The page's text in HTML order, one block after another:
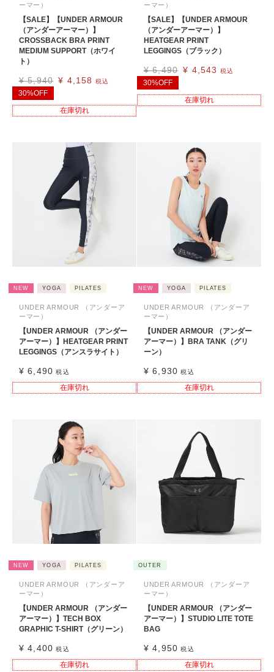
ーマー）
【SALE】【UNDER ARMOUR
（アンダーアーマー）】
CROSSBACK BRA PRINT
MEDIUM SUPPORT（ホワイ
ト）
¥ 5,940 ¥ 4,158 税込
30%OFF
在庫切れ
ーマー）
【SALE】【UNDER ARMOUR
（アンダーアーマー）】
HEATGEAR PRINT
LEGGINGS（ブラック）
¥ 6,490 ¥ 4,543 税込
30%OFF
在庫切れ
NEW YOGA PILATES
UNDER ARMOUR （アンダーア
ーマー）
【UNDER ARMOUR （アンダー
アーマー）】HEATGEAR PRINT
LEGGINGS（アンスラサイト）
¥ 6,490 税込
在庫切れ
NEW YOGA PILATES
UNDER ARMOUR （アンダーア
ーマー）
【UNDER ARMOUR （アンダー
アーマー）】BRA TANK（グリ
ーン）
¥ 6,930 税込
在庫切れ
NEW YOGA PILATES
UNDER ARMOUR （アンダーア
ーマー）
【UNDER ARMOUR （アンダー
アーマー）】TECH BOX
GRAPHIC T-SHIRT（グリーン）
¥ 4,400 税込
在庫切れ
OUTER
UNDER ARMOUR （アンダーア
ーマー）
【UNDER ARMOUR （アンダー
アーマー）】STUDIO LITE TOTE
BAG
¥ 4,950 税込
在庫切れ